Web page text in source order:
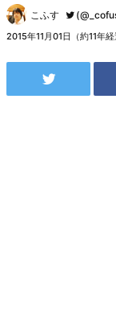
こふす
2015年11月01日（約11年経